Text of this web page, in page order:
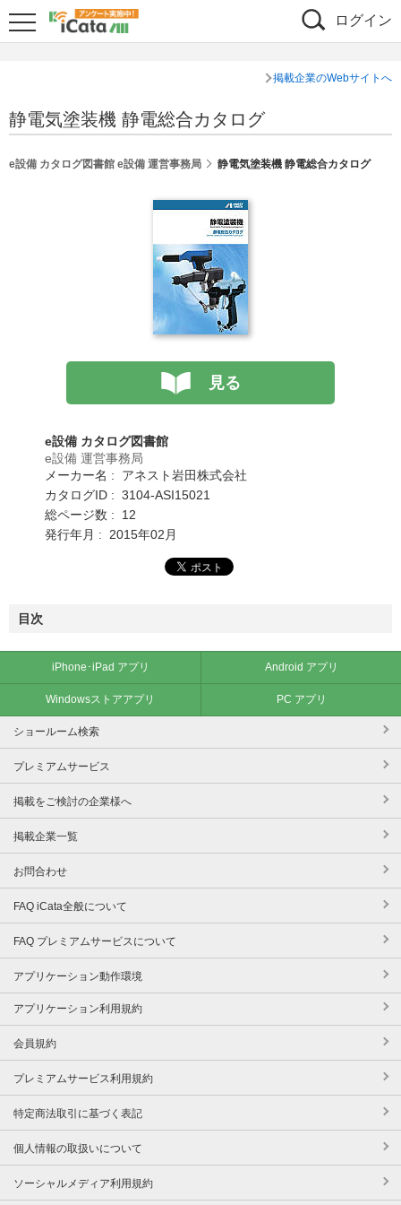
ログイン
掲載企業のWebサイトへ
静電気塗装機 静電総合カタログ
e設備 カタログ図書館 e設備 運営事務局 静電気塗装機 静電総合カタログ
見る
e設備 カタログ図書館
e設備 運営事務局
メーカー名 : アネスト岩田株式会社
カタログID : 3104-ASI15021
総ページ数 : 12
発行年月 : 2015年02月
目次
iPhone･iPad アプリ Android アプリ
Windowsストアアプリ PC アプリ
ショールーム検索
プレミアムサービス
掲載をご検討の企業様へ
掲載企業一覧
お問合わせ
FAQ iCata全般について
FAQ プレミアムサービスについて
アプリケーション動作環境
アプリケーション利用規約
会員規約
プレミアムサービス利用規約
特定商法取引に基づく表記
個人情報の取扱いについて
ソーシャルメディア利用規約